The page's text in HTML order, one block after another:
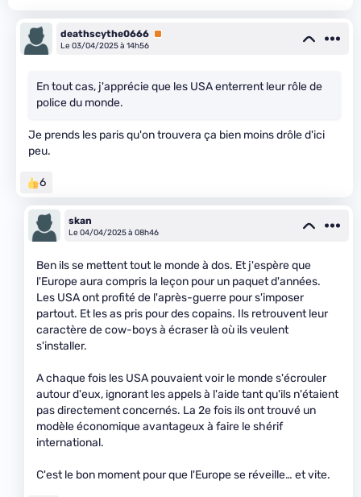
deathscythe0666 Premium
Le 03/04/2025 à 14h56
En tout cas, j'apprécie que les USA enterrent leur rôle de
police du monde.
Je prends les paris qu'on trouvera ça bien moins drôle d'ici
peu.
6
skan
Le 04/04/2025 à 08h46
Ben ils se mettent tout le monde à dos. Et j'espère que
l'Europe aura compris la leçon pour un paquet d'années.
Les USA ont profité de l'après-guerre pour s'imposer
partout. Et les as pris pour des copains. Ils retrouvent leur
caractère de cow-boys à écraser là où ils veulent
s'installer.
A chaque fois les USA pouvaient voir le monde s'écrouler
autour d'eux, ignorant les appels à l'aide tant qu'ils n'étaient
pas directement concernés. La 2e fois ils ont trouvé un
modèle économique avantageux à faire le shérif
international.
C'est le bon moment pour que l'Europe se réveille… et vite.